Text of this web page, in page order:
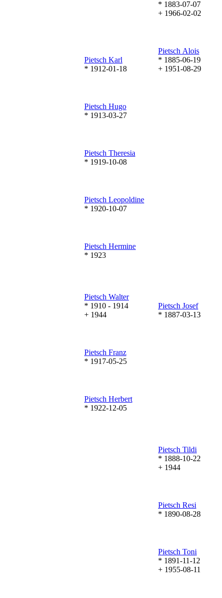
* 1883-07-07
+ 1966-02-02
Pietsch Karl
* 1912-01-18
Pietsch Alois
* 1885-06-19
+ 1951-08-29
Pietsch Hugo
* 1913-03-27
Pietsch Theresia
* 1919-10-08
Pietsch Leopoldine
* 1920-10-07
Pietsch Hermine
* 1923
Pietsch Walter
* 1910 - 1914
+ 1944
Pietsch Josef
* 1887-03-13
Pietsch Franz
* 1917-05-25
Pietsch Herbert
* 1922-12-05
Pietsch Tildi
* 1888-10-22
+ 1944
Pietsch Resi
* 1890-08-28
Pietsch Toni
* 1891-11-12
+ 1955-08-11